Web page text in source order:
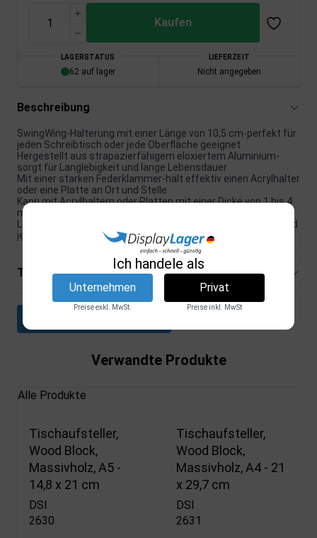
Kaufen
LAGERSTATUS
62 auf lager
LIEFERZEIT
Nicht angegeben
Beschreibung
SwingWing-Halterung mit einer Länge von 10,5 cm-perfekt für
jeden Schreibtisch oder jede Oberfläche geeignet
Hergestellt aus strapazierfähigem eloxiertem Aluminium-
sorgt für Langlebigkeit und lange Lebensdauer
Mit einer starken Federklammer-hält effektiv einen Acrylhalter
oder eine Platte an Ort und Stelle
Kann mit Acrylhaltern oder Platten mit einer Dicke von 1 bis 4
mm verwendet werden
Leichtes Design mit nur 0,69 kg-einfach zu transportieren und
je nach Bedarf zu verschieben.
Technische Spezifikationen
Verwandte Produkte
Alle Produkte
Tischaufsteller,
Wood Block,
Massivholz, A5 -
14,8 x 21 cm
DSI
2630
Tischaufsteller,
Wood Block,
Massivholz, A4 - 21
x 29,7 cm
DSI
2631
Ich handele als
Unternehmen
Preise exkl. MwSt.
Privat
Preise inkl. MwSt